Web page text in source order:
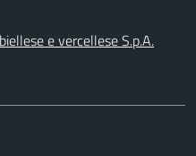
e vercellese S.p.A.